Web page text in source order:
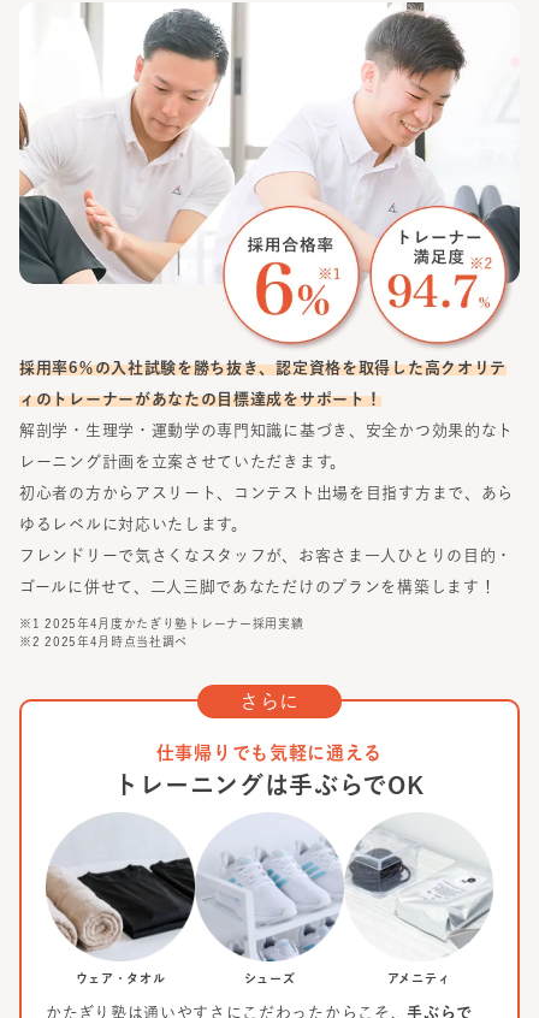
採用率6％の入社試験を勝ち抜き、認定資格を取得した高クオリテ
ィのトレーナーがあなたの目標達成をサポート！
解剖学・生理学・運動学の専門知識に基づき、安全かつ効果的なト
レーニング計画を立案させていただきます。
初心者の方からアスリート、コンテスト出場を目指す方まで、あら
ゆるレベルに対応いたします。
フレンドリーで気さくなスタッフが、お客さま一人ひとりの目的・
ゴールに併せて、二人三脚であなただけのプランを構築します！
※1 2025年4月度かたぎり塾トレーナー採用実績
※2 2025年4月時点当社調べ
さらに
仕事帰りでも気軽に通える
トレーニングは手ぶらでOK
ウェア・タオル シューズ アメニティ
かたぎり塾は通いやすさにこだわったからこそ、手ぶらで